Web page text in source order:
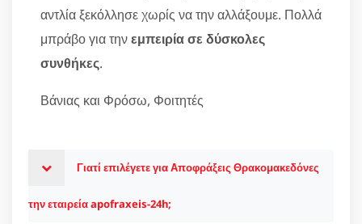
αντλία ξεκόλλησε χωρίς να την αλλάξουμε. Πολλά
μπράβο για τηνεμπειρία σε δύσκολες
συνθήκες.
Βάνιας και Φρόσω, Φοιτητές
Γιατί επιλέγετε για Αποφράξεις Θρακομακεδόνες
την εταιρεία apofraxeis-24h;